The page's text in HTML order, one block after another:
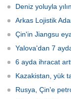
Deniz yoluyla
Arkas Lojistik
Çin'in Jiangsu
Yalova'dan 7
6 ayda ihracat
Kazakistan, yük
Rusya, Çin'e